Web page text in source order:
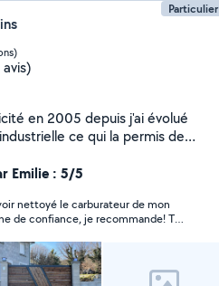
Particulier
en 2005 depuis j'ai évolué
ce qui la permis de
j'ai donc certaines
suis joignable Au zero six,
quarante cinq trente-quatre,
Emilie : 5/5
nettoyé le carburateur de mon
de confiance, je recommande! Tu